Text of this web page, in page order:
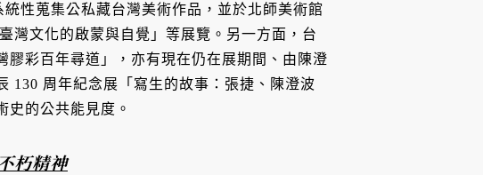
性蒐集公私藏台灣美術作品，並於北師美術館
文化的啟蒙與自覺」等展覽。另一方面，台
彩百年尋道」，亦有現在仍在展期間、由陳澄
130 周年紀念展「寫生的故事：張捷、陳澄波
史的公共能見度。
朽精神